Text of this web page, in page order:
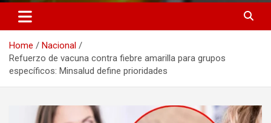
Home
Nacional
Refuerzo de vacuna contra fiebre amarilla para grupos
específicos: Minsalud define prioridades